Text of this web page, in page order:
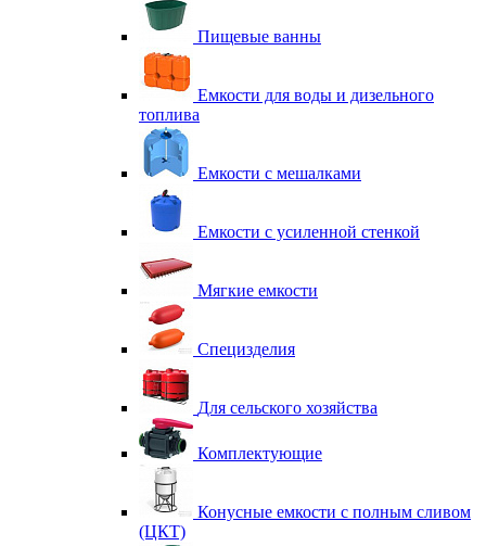
Пищевые ванны
Емкости для воды и дизельного
топлива
Емкости с мешалками
Емкости с усиленной стенкой
Мягкие емкости
Специзделия
Для сельского хозяйства
Комплектующие
Конусные емкости с полным сливом
(ЦКТ)